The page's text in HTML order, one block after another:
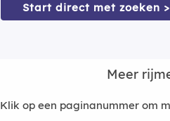
Start direct met zoeken >
Meer
Klik op een paginanummer om